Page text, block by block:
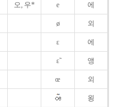
오, 우* e 에
ø 외
ɛ 에
ɛ̃ 앵
œ 외
욍